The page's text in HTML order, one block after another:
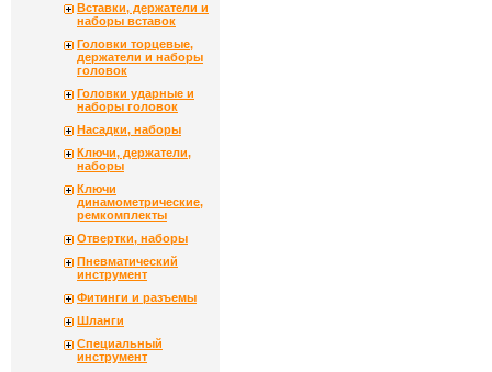
Вставки, держатели и
наборы вставок
Головки торцевые,
держатели и наборы
головок
Головки ударные и
наборы головок
Насадки, наборы
Ключи, держатели,
наборы
Ключи
динамометрические,
ремкомплекты
Отвертки, наборы
Пневматический
инструмент
Фитинги и разъемы
Шланги
Специальный
инструмент